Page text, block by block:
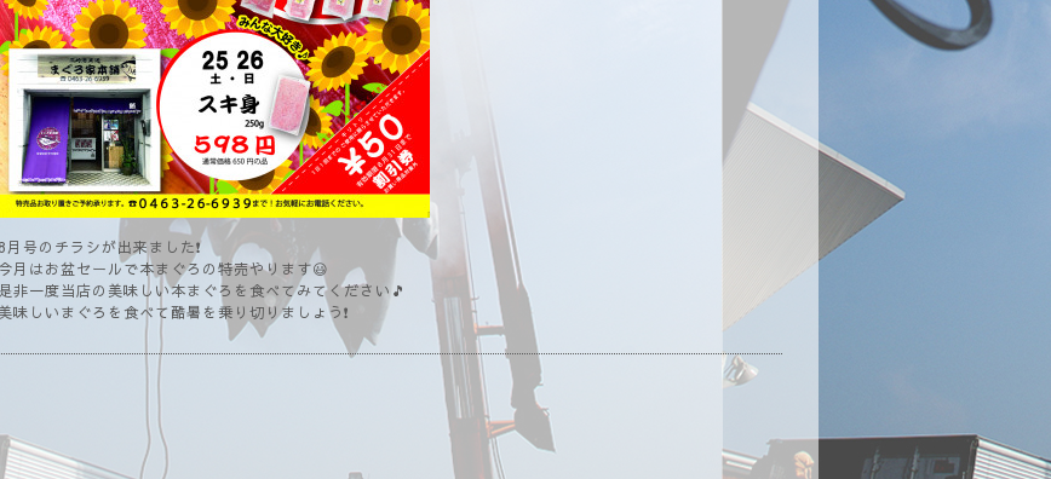
8月号のチラシが出来ました❗
月はお盆セールで本まぐろの特売やります😃
是非一度当店の美味しい本まぐろを食べてみてください🎵
味しいまぐろを食べて酷暑を乗り切りましょう❗